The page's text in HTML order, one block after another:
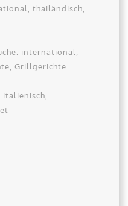
thailändisch,
international,
Grillgerichte
italienisch,